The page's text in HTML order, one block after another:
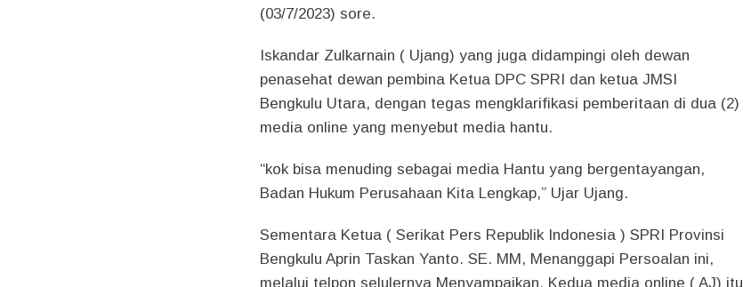
(03/7/2023) sore.
Iskandar Zulkarnain ( Ujang) yang juga didampingi oleh dewan
penasehat dewan pembina Ketua DPC SPRI dan ketua JMSI
Bengkulu Utara, dengan tegas mengklarifikasi pemberitaan di dua (2)
media online yang menyebut media hantu.
“kok bisa menuding sebagai media Hantu yang bergentayangan,
Badan Hukum Perusahaan Kita Lengkap,” Ujar Ujang.
Sementara Ketua ( Serikat Pers Republik Indonesia ) SPRI Provinsi
Bengkulu Aprin Taskan Yanto. SE. MM, Menanggapi Persoalan ini,
melalui telpon selulernya Menyampaikan, Kedua media online ( AJ) itu